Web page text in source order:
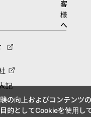
客
様
へ
記
の向上およびコンテンツ
的としてCookieを使用して